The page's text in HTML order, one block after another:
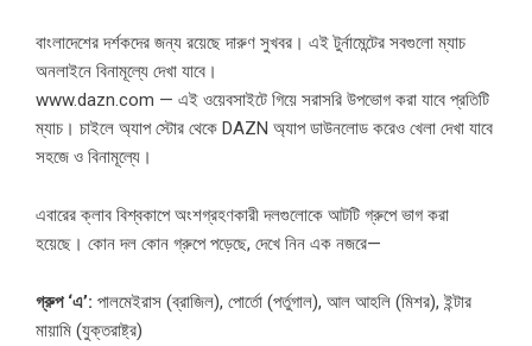
বাংলাদেশের দর্শকদের জন্য রয়েছে দারুণ সুখবর। এই টুর্নামেন্টের সবগুলো ম্যাচ
অনলাইনে বিনামূল্যে দেখা যাবে।
www.dazn.com — এই ওয়েবসাইটে গিয়ে সরাসরি উপভোগ করা যাবে প্রতিটি
ম্যাচ। চাইলে অ্যাপ স্টোর থেকে DAZN অ্যাপ ডাউনলোড করেও খেলা দেখা যাবে
সহজে ও বিনামূল্যে।
এবারের ক্লাব বিশ্বকাপে অংশগ্রহণকারী দলগুলোকে আটটি গ্রুপে ভাগ করা
হয়েছে। কোন দল কোন গ্রুপে পড়েছে, দেখে নিন এক নজরে—
গ্রুপ ‘এ’: পালমেইরাস (ব্রাজিল), পোর্তো (পর্তুগাল), আল আহলি (মিশর), ইন্টার
মায়ামি (যুক্তরাষ্ট্র)